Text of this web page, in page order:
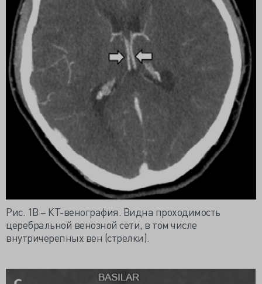
Рис. 1В – КТ-венография. Видна проходимость
церебральной венозной сети, в том числе
внутричерепных вен (стрелки).